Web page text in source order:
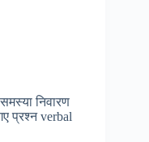
निवारण
प्रश्न verbal